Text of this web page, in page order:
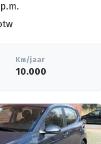
Km/jaar
10.000